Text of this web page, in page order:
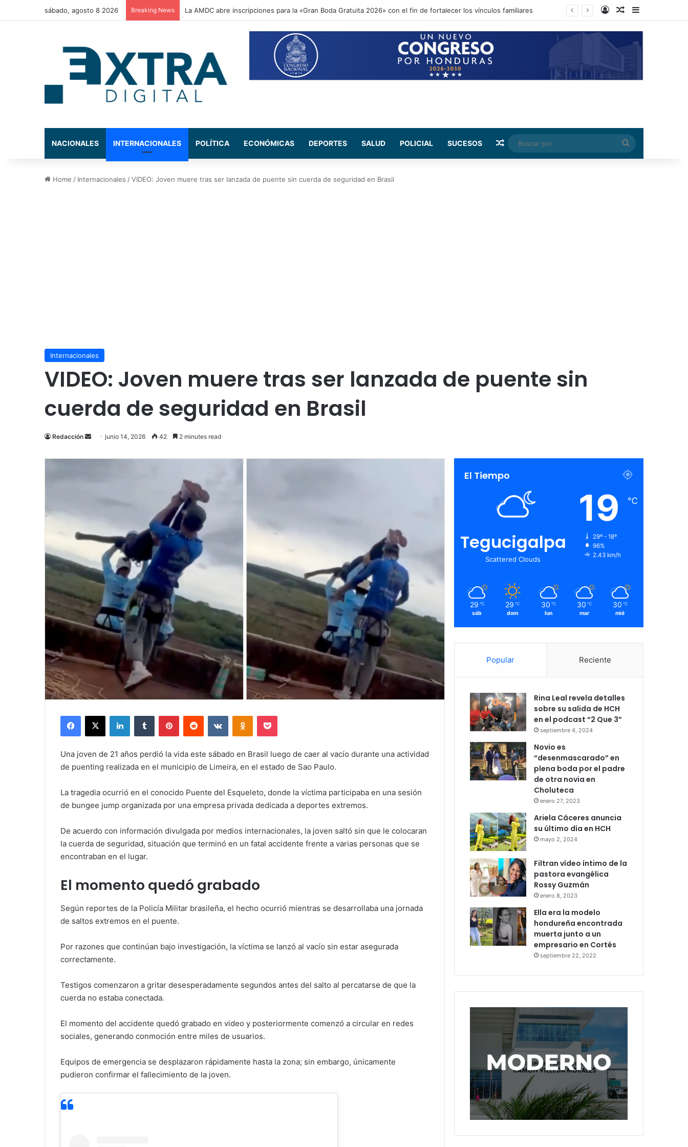
sábado, agosto 8 2026 Breaking News Congreso Nacional acompaña entrega de ayuda humanitaria de Copeco en Alianza Log InRandom Article
Sidebar
NACIONALES INTERNACIONALES POLÍTICA ECONÓMICAS DEPORTES SALUD POLICIAL SUCESOS Random Article
Buscar
por
Home / Internacionales /VIDEO: Joven muere tras ser lanzada de puente sin cuerda de seguridad en Brasil
Internacionales
VIDEO: Joven muere tras ser lanzada de puente sin
cuerda de seguridad en Brasil
Redacción
Send
email
junio 14, 2026 42 2 minutes read
Facebook
X LinkedInTumblr PinterestReddit VKontakteOdnoklassniki
Pocket
Una joven de 21 años perdió la vida este sábado en Brasil luego de caer al vacío durante una actividad
de puenting realizada en el municipio de Limeira, en el estado de Sao Paulo.
La tragedia ocurrió en el conocido Puente del Esqueleto, donde la víctima participaba en una sesión
de bungee jump organizada por una empresa privada dedicada a deportes extremos.
De acuerdo con información divulgada por medios internacionales, la joven saltó sin que le colocaran
la cuerda de seguridad, situación que terminó en un fatal accidente frente a varias personas que se
encontraban en el lugar.
El momento quedó grabado
Según reportes de la Policía Militar brasileña, el hecho ocurrió mientras se desarrollaba una jornada
de saltos extremos en el puente.
Por razones que continúan bajo investigación, la víctima se lanzó al vacío sin estar asegurada
correctamente.
Testigos comenzaron a gritar desesperadamente segundos antes del salto al percatarse de que la
cuerda no estaba conectada.
El momento del accidente quedó grabado en video y posteriormente comenzó a circular en redes
sociales, generando conmoción entre miles de usuarios.
Equipos de emergencia se desplazaron rápidamente hasta la zona; sin embargo, únicamente
pudieron confirmar el fallecimiento de la joven.
El Tiempo
Tegucigalpa
Scattered Clouds
19 ℃
29º - 18º
96%
2.43 km/h
29 ℃
sáb
29 ℃
dom
30 ℃
lun
30 ℃
mar
30 ℃
mié
Popular Reciente
Rina Leal revela detalles
sobre su salida de HCH
en el podcast “2 Que 3”
septiembre 4, 2024
Novio es
“desenmascarado” en
plena boda por el padre
de otra novia en
Choluteca
enero 27, 2023
Ariela Cáceres anuncia
su último día en HCH
mayo 2, 2024
Filtran vídeo íntimo de la
pastora evangélica
Rossy Guzmán
enero 8, 2023
Ella era la modelo
hondureña encontrada
muerta junto a un
empresario en Cortés
septiembre 22, 2022